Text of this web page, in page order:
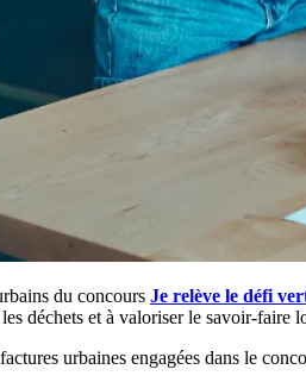
du concours Je relève le défi
déchets et à valoriser le savoir-faire
urbaines engagées dans le